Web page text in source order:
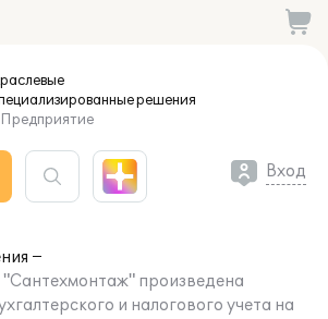
решения
Вход
произведена
и налогового учета на